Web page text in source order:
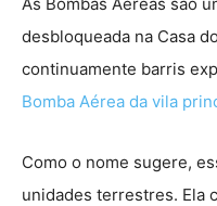
desbloqueada na Casa
continuamente barris
Bomba Aérea da vila
Como o nome sugere,
unidades terrestres. Ela